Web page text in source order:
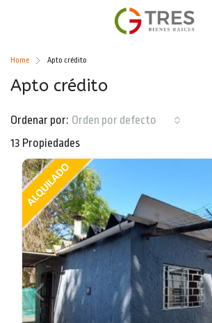
Home Apto crédito
Apto crédito
13 Propiedades
Ordenar por: Orden por defecto